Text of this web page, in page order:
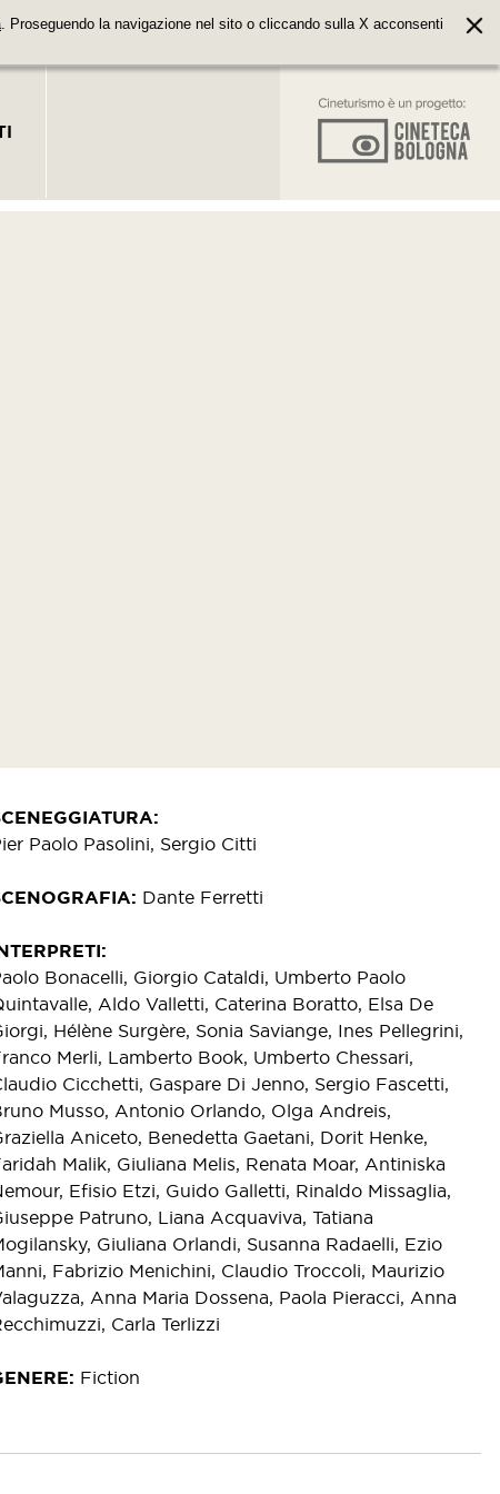
. Proseguendo la navigazione nel sito o cliccando sulla X acconsenti
Paolo Pasolini, Sergio Citti
Dante Ferretti
Bonacelli, Giorgio Cataldi, Umberto Paolo
Aldo Valletti, Caterina Boratto, Elsa De
Hélène Surgère, Sonia Saviange, Ines Pellegrini,
Merli, Lamberto Book, Umberto Chessari,
Cicchetti, Gaspare Di Jenno, Sergio Fascetti,
Musso, Antonio Orlando, Olga Andreis,
Aniceto, Benedetta Gaetani, Dorit Henke,
Malik, Giuliana Melis, Renata Moar, Antiniska
Efisio Etzi, Guido Galletti, Rinaldo Missaglia,
Patruno, Liana Acquaviva, Tatiana
Giuliana Orlandi, Susanna Radaelli, Ezio
Fabrizio Menichini, Claudio Troccoli, Maurizio
Anna Maria Dossena, Paola Pieracci, Anna
Carla Terlizzi
Fiction